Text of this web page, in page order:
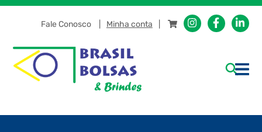
Fale Conosco Minha conta